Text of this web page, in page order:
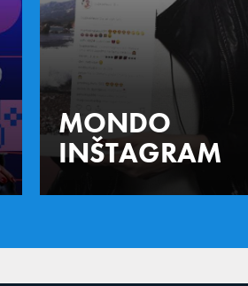
MONDO
INŠTAGRAM